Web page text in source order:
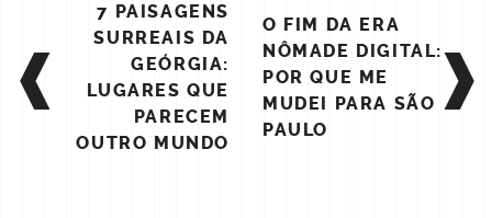
NAVIGATION
7 PAISAGENS
SURREAIS DA
GEÓRGIA:
LUGARES QUE
PARECEM
OUTRO MUNDO
O FIM DA ERA
NÔMADE DIGITAL:
POR QUE ME
MUDEI PARA SÃO
PAULO